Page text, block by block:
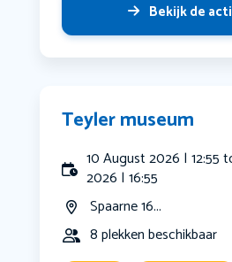
Bekijk de
Teyler museum
10 August 2026 | 12:55
2026 | 16:55
Spaarne 16...
8 plekken beschikbaar